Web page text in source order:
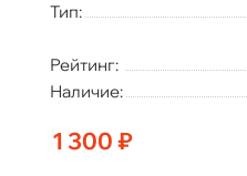
Тип:
Рейтинг:
Наличие:
1 300 ₽